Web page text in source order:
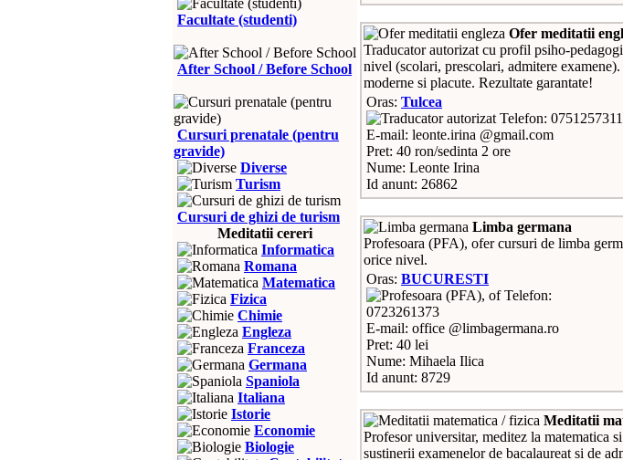
Facultate (studenti)
After School / Before School
Cursuri prenatale (pentru
gravide)
Diverse
Turism
Cursuri de ghizi de turism
Meditatii cereri
Informatica
Romana
Matematica
Fizica
Chimie
Engleza
Franceza
Germana
Spaniola
Italiana
Istorie
Economie
Biologie
Ofer meditatii
Traducator autorizat cu profil psiho-
nivel (scolari, prescolari, admitere
moderne si placute. Rezultate garantate!
Oras: Tulcea
Telefon: 0751257311
E-mail: leonte.irina @gmail.com
Pret: 40 ron/sedinta 2 ore
Nume: Leonte Irina
Id anunt: 26862
Limba germana
Profesoara (PFA), ofer cursuri de limba
orice nivel.
Oras: BUCURESTI
Telefon:
0723261373
E-mail: office @limbagermana.ro
Pret: 40 lei
Nume: Mihaela Ilica
Id anunt: 8729
Meditatii
Profesor universitar, meditez la matematica
sustinerii examenelor de bacalaureat si de